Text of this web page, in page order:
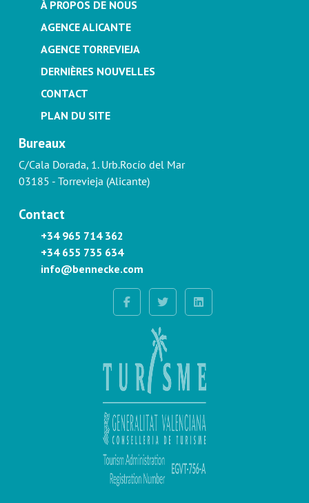
À PROPOS DE NOUS
AGENCE ALICANTE
AGENCE TORREVIEJA
DERNIÈRES NOUVELLES
CONTACT
PLAN DU SITE
Bureaux
C/Cala Dorada, 1. Urb.Rocío del Mar
03185 - Torrevieja (Alicante)
Contact
+34 965 714 362
+34 655 735 634
info@bennecke.com